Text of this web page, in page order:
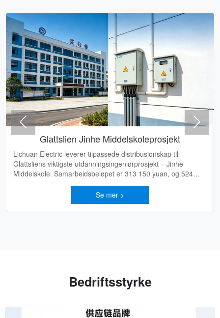
Previous
til
– Jinhe
yuan, og 524
Liangchuang Electric provides customized
distribution boxes for high-end residential
Ruzhou Datang Guanhu Yunzhu. Our
the GB/T 7251 standard, featurin
Bedriftsstyrke